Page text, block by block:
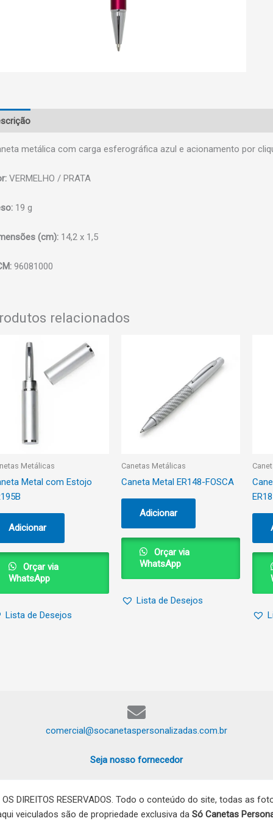
metálica com carga esferográfica azul e acionamento por
VERMELHO / PRATA
19 g
(cm): 14,2 x 1,5
96081000
relacionados
Metálicas
Metal com Estojo
Adicionar
Orçar via
WhatsApp
Lista de Desejos
Canetas Metálicas
Caneta Metal ER148-FOSCA
Adicionar
Orçar via
WhatsApp
Lista de Desejos
comercial@socanetaspersonalizadas.com.br
Seja nosso fornecedor
OS DIREITOS RESERVADOS. Todo o conteúdo do site, todas as
veiculados são de propriedade exclusiva da Só Canetas